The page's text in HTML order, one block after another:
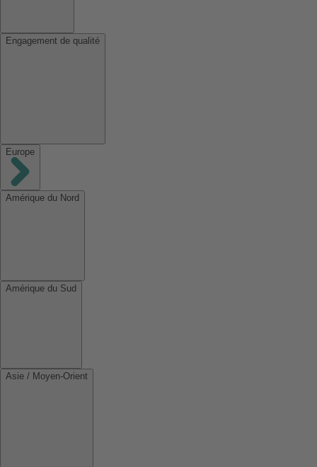
Engagement de qualité
Europe
Amérique du Nord
Amérique du Sud
Asie / Moyen-Orient